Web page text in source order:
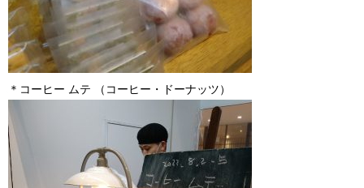
＊コーヒー ムテ （コーヒー・ドーナッツ）